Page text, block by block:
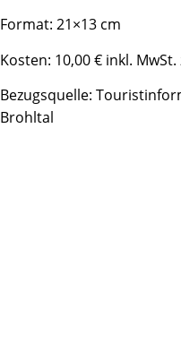
Format: 21×13 cm
Kosten: 10,00 € inkl. MwSt.
Bezugsquelle:
Brohltal